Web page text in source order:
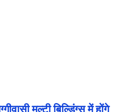
मल्टी बिल्डिंग्स में होंगे